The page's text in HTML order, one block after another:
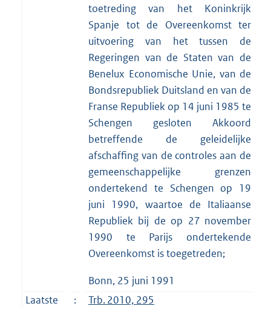
toetreding van het Koninkrijk
Spanje tot de Overeenkomst ter
uitvoering van het tussen de
Regeringen van de Staten van de
Benelux Economische Unie, van de
Bondsrepubliek Duitsland en van de
Franse Republiek op 14 juni 1985 te
Schengen gesloten Akkoord
betreffende de geleidelijke
afschaffing van de controles aan de
gemeenschappelijke grenzen
ondertekend te Schengen op 19
juni 1990, waartoe de Italiaanse
Republiek bij de op 27 november
1990 te Parijs ondertekende
Overeenkomst is toegetreden;
Bonn, 25 juni 1991
Laatste
: Trb. 2010, 295